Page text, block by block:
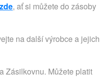
zde, ať si můžete do zásoby
na další výrobce a jejich
Zásilkovnu. Můžete platit